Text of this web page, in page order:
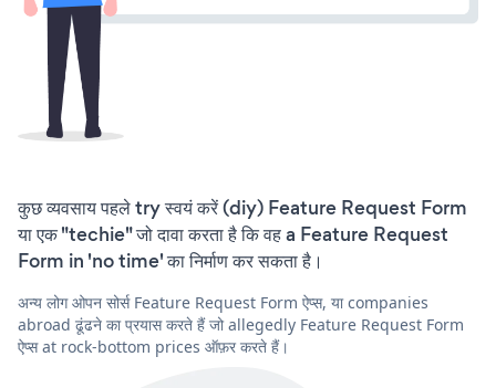
कुछ व्यवसाय पहले try स्वयं करें (diy) Feature Request Form
या एक "techie" जो दावा करता है कि वह a Feature Request
Form in 'no time' का निर्माण कर सकता है।
अन्य लोग ओपन सोर्स Feature Request Form ऐप्स, या companies
abroad ढूंढने का प्रयास करते हैं जो allegedly Feature Request Form
ऐप्स at rock-bottom prices ऑफ़र करते हैं।